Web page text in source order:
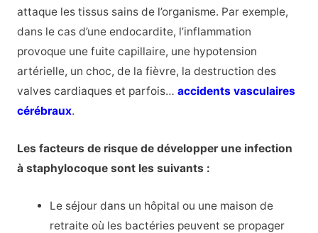
attaque les tissus sains de l’organisme. Par exemple,
dans le cas d’une endocardite, l’inflammation
provoque une fuite capillaire, une hypotension
artérielle, un choc, de la fièvre, la destruction des
valves cardiaques et parfois… accidents vasculaires
cérébraux.
Les facteurs de risque de développer une infection
à staphylocoque sont les suivants :
Le séjour dans un hôpital ou une maison de
retraite où les bactéries peuvent se propager